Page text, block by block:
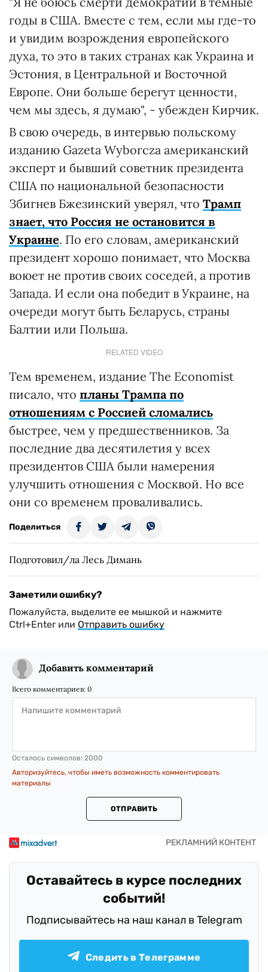
годы в США. Вместе с тем, если мы где-то
и увидим возрождения европейского
духа, то это в таких странах как Украина и
Эстония, в Центральной и Восточной
Европе. Они больше берегут ценности,
чем мы здесь, я думаю", - убежден Кирчик.
В свою очередь, в интервью польскому
изданию Gazeta Wyborcza американский
эксперт и бывший советник президента
США по национальной безопасности
Збигнев Бжезинский уверял, что Трамп
знает, что Россия не остановится в
Украине. По его словам, американский
президент хорошо понимает, что Москва
воюет не против своих соседей, а против
Запада. И если она победит в Украине, на
очереди могут быть Беларусь, страны
Балтии или Польша.
RELATED VIDEO
Тем временем, издание The Economist
писало, что планы Трампа по
отношениям с Россией сломались
быстрее, чем у предшественников. За
последние два десятилетия у всех
президентов США были намерения
улучшить отношения с Москвой. Но все
они со временем проваливались.
Поделиться
Подготовил/ла Лесь Димань
Заметили ошибку?
Пожалуйста, выделите ее мышкой и нажмите
Ctrl+Enter или Отправить ошибку
Добавить комментарий
Всего комментариев: 0
Осталось символов: 2000
Авторизуйтесь, чтобы иметь возможность комментировать
материалы
ОТПРАВИТЬ
Оставайтесь в курсе последних
событий!
Подписывайтесь на наш канал в Telegram
Следить в Телеграмме